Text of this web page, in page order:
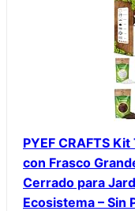
PYEF CRAFTS
con Frasco
Cerrado para
Ecosistema – Sin